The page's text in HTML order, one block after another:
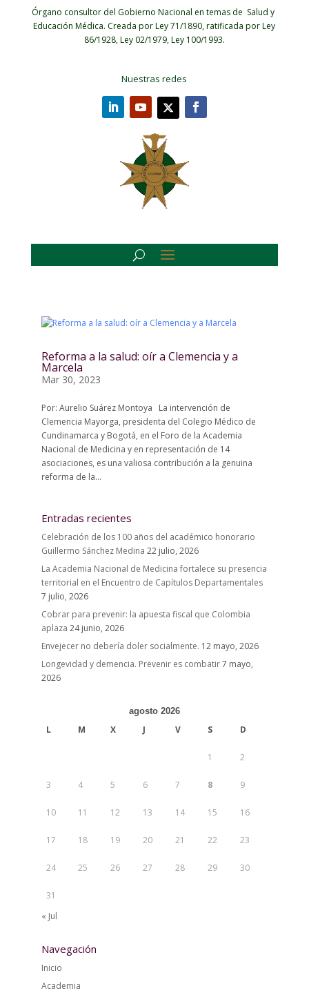
Órgano consultor del Gobierno Nacional en temas de Salud y
Educación Médica. Creada por Ley 71/1890, ratificada por Ley
86/1928, Ley 02/1979, Ley 100/1993.
Nuestras redes
Reforma a la salud: oír a Clemencia y a
Marcela
Mar 30, 2023
Por: Aurelio Suárez Montoya La intervención de
Clemencia Mayorga, presidenta del Colegio Médico de
Cundinamarca y Bogotá, en el Foro de la Academia
Nacional de Medicina y en representación de 14
asociaciones, es una valiosa contribución a la genuina
reforma de la...
Entradas recientes
Celebración de los 100 años del académico honorario
Guillermo Sánchez Medina 22 julio, 2026
La Academia Nacional de Medicina fortalece su presencia
territorial en el Encuentro de Capítulos Departamentales
7 julio, 2026
Cobrar para prevenir: la apuesta fiscal que Colombia
aplaza 24 junio, 2026
Envejecer no debería doler socialmente. 12 mayo, 2026
Longevidad y demencia. Prevenir es combatir7 mayo,
2026
agosto 2026
L M X J V S D
1 2
3 4 5 6 7 8 9
10 11 12 13 14 15 16
17 18 19 20 21 22 23
24 25 26 27 28 29 30
31
« Jul
Navegación
Inicio
Academia